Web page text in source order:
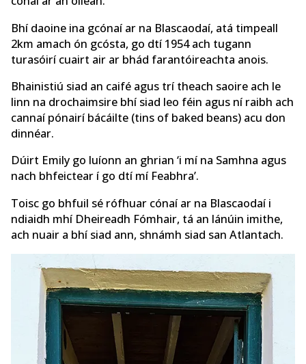
Bhí daoine ina gcónaí ar na Blascaodaí, atá timpeall
2km amach ón gcósta, go dtí 1954 ach tugann
turasóirí cuairt air ar bhád farantóireachta anois.
Bhainistiú siad an caifé agus trí theach saoire ach le
linn na drochaimsire bhí siad leo féin agus ní raibh ach
cannaí pónairí bácáilte (tins of baked beans) acu don
dinnéar.
Dúirt Emily go luíonn an ghrian ‘i mí na Samhna agus
nach bhfeictear í go dtí mí Feabhra’.
Toisc go bhfuil sé rófhuar cónaí ar na Blascaodaí i
ndiaidh mhí Dheireadh Fómhair, tá an lánúin imithe,
ach nuair a bhí siad ann, shnámh siad san Atlantach.